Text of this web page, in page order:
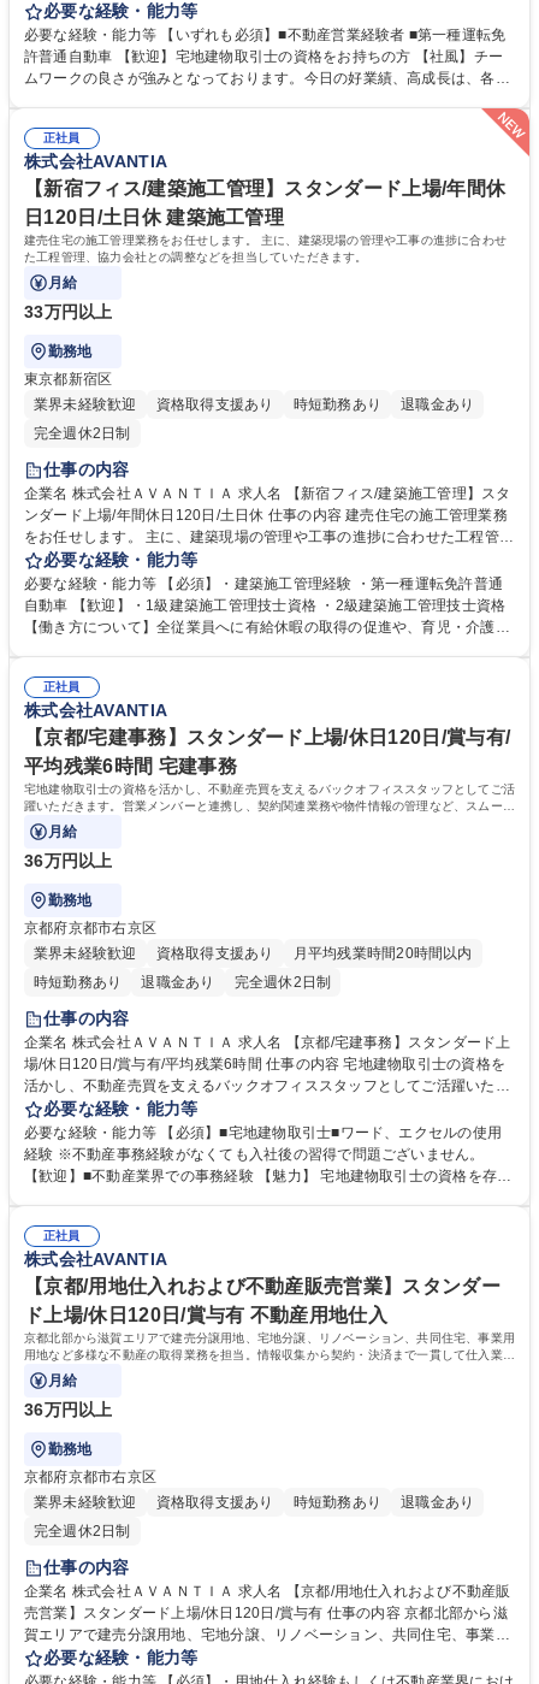
ため、お客様のご期待に合わせて幅広い案件をご紹介し、納得のいく形の
トータルコンサルティングが可能です。 【業務詳細】 ■AVANTIAの分譲住
宅販売 ■物件の調査 ■物件のご案内・資金計画のご相談・各種書類作成 ■
条件を踏まえた契約～引き渡し ■顧客へのアフターフォロー 募集職種
必要な経験・能力等
必要な経験・能力等 【いずれも必須】■不動産営業経験者 ■第一種運転免
許普通自動車 【歓迎】宅地建物取引士の資格をお持ちの方 【社風】チー
ムワークの良さが強みとなっております。今日の好業績、高成長は、各部
乗り越えている「仲間」という意識が強いのが特徴となっております。ワ
ンチームでお互い助け合いながら業務を遂行しています。 AVANTIAで土
地仕入・設計・施工まですべて行っているため、お客様へ自信を持ってご
紹介できます。 学歴・資格 学歴：大学院 大学 高専 短大 専修学校 高校 語
学力： 資格：
正社員
株式会社AVANTIA
【新宿フィス/建築施工管理】スタンダード上場/年間休
日120日/土日休 建築施工管理
建売住宅の施工管理業務をお任せします。 主に、建築現場の管理や工事の進捗に合わせ
た工程管理、協力会社との調整などを担当していただきます。
月給
33万円以上
勤務地
東京都新宿区
業界未経験歓迎
資格取得支援あり 時短勤務あり
退職金あり
完全週休2日制
仕事の内容
企業名 株式会社ＡＶＡＮＴＩＡ 求人名 【新宿フィス/建築施工管理】スタ
ンダード上場/年間休日120日/土日休 仕事の内容 建売住宅の施工管理業務
をお任せします。 主に、建築現場の管理や工事の進捗に合わせた工程管
理、協力会社との調整などを担当していただきます。 これまでの経験やス
キルを活かして、即戦力として活躍していただける方を歓迎します。 建売
住宅の施工管理経験をお持ちの方はもちろん、その他の建築施工管理経験
をお持ちの方も歓迎します。 募集職種 【新宿フィス/建築施工管理】スタ
必要な経験・能力等
必要な経験・能力等 【必須】・建築施工管理経験 ・第一種運転免許普通
自動車 【歓迎】・1級建築施工管理技士資格 ・2級建築施工管理技士資格
【働き方について】全従業員へに有給休暇の取得の促進や、育児・介護の
良法人2023」認定取得※大企業部門 ・「あいち女性輝きカンパニー」認
証取得 学歴・資格 学歴：大学院 大学 高専 短大 専修学校 高校 語学力：
資格：
正社員
株式会社AVANTIA
【京都/宅建事務】スタンダード上場/休日120日/賞与有/
平均残業6時間 宅建事務
宅地建物取引士の資格を活かし、不動産売買を支えるバックオフィススタッフとしてご活
躍いただきます。営業メンバーと連携し、契約関連業務や物件情報の管理など、スムーズ
な取引を支える重要なポジションです。
月給
36万円以上
勤務地
京都府京都市右京区
業界未経験歓迎
資格取得支援あり
月平均残業時間20時間以内
時短勤務あり
退職金あり 完全週休2日制
仕事の内容
企業名 株式会社ＡＶＡＮＴＩＡ 求人名 【京都/宅建事務】スタンダード上
場/休日120日/賞与有/平均残業6時間 仕事の内容 宅地建物取引士の資格を
活かし、不動産売買を支えるバックオフィススタッフとしてご活躍いただ
きます。営業メンバーと連携し、契約関連業務や物件情報の管理など、ス
ムーズな取引を支える重要なポジションです。 【具体的には】 ◆契約書
や住宅ローン手続きに関する書類の作成 ◆HPやSUUMOなどへの物件登
録 ◆DMの作成・発送 ◆電話対応 など ※不動産事務経験がなくても入社
必要な経験・能力等
必要な経験・能力等 【必須】■宅地建物取引士■ワード、エクセルの使用
経験 ※不動産事務経験がなくても入社後の習得で問題ございません。
【歓迎】■不動産業界での事務経験 【魅力】 宅地建物取引士の資格を存分
を広げられ、バックオフィスとして専門性を高めながら長期的なキャリア
形成が可能です。 学歴・資格 学歴：大学院 大学 高専 短大 専修学校 高校
語学力： 資格：
正社員
株式会社AVANTIA
【京都/用地仕入れおよび不動産販売営業】スタンダー
ド上場/休日120日/賞与有 不動産用地仕入
京都北部から滋賀エリアで建売分譲用地、宅地分譲、リノベーション、共同住宅、事業用
用地など多様な不動産の取得業務を担当。情報収集から契約・決済まで一貫して仕入業務
に集中できます。
月給
36万円以上
勤務地
京都府京都市右京区
業界未経験歓迎
資格取得支援あり 時短勤務あり
退職金あり
完全週休2日制
仕事の内容
企業名 株式会社ＡＶＡＮＴＩＡ 求人名 【京都/用地仕入れおよび不動産販
売営業】スタンダード上場/休日120日/賞与有 仕事の内容 京都北部から滋
賀エリアで建売分譲用地、宅地分譲、リノベーション、共同住宅、事業用
用地など多様な不動産の取得業務を担当。情報収集から契約・決済まで一
貫して仕入業務に集中できます。 【具体的には】 不動産の情報収集、現
必要な経験・能力等